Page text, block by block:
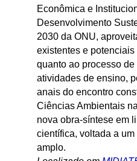
Econômica e
Desenvolvimento
2030 da ONU,
existentes e
quanto ao processo
atividades de ensino,
anais do encontro
Ciências Ambientais
nova obra-síntese em
científica, voltada a
amplo.